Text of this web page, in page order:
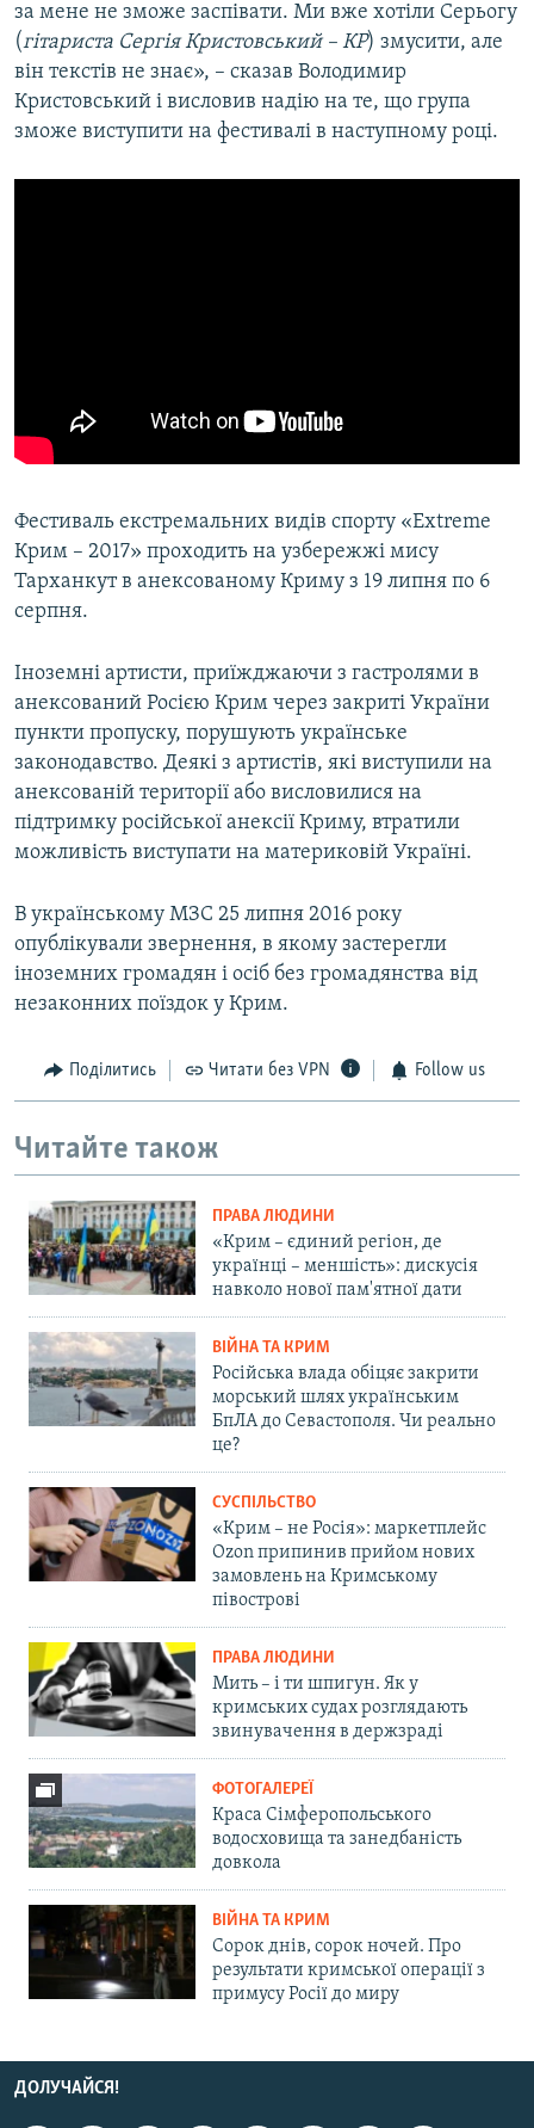
за мене не зможе заспівати. Ми вже хотіли Серьогу
(гітариста Сергія Кристовський – КР) змусити, але
він текстів не знає», – сказав Володимир
Кристовський і висловив надію на те, що група
зможе виступити на фестивалі в наступному році.
Фестиваль екстремальних видів спорту «Extreme
Крим – 2017» проходить на узбережжі мису
Тарханкут в анексованому Криму з 19 липня по 6
серпня.
Іноземні артисти, приїжджаючи з гастролями в
анексований Росією Крим через закриті України
пункти пропуску, порушують українське
законодавство. Деякі з артистів, які виступили на
анексованій території або висловилися на
підтримку російської анексії Криму, втратили
можливість виступати на материковій Україні.
В українському МЗС 25 липня 2016 року
опублікували звернення, в якому застерегли
іноземних громадян і осіб без громадянства від
незаконних поїздок у Крим.
Поділитись Читати без VPN Follow us
Читайте також
ПРАВА ЛЮДИНИ
«Крим – єдиний регіон, де
українці – меншість»: дискусія
навколо нової пам'ятної дати
ВІЙНА ТА КРИМ
Російська влада обіцяє закрити
морський шлях українським
БпЛА до Севастополя. Чи реально
це?
СУСПІЛЬСТВО
«Крим – не Росія»: маркетплейс
Ozon припинив прийом нових
замовлень на Кримському
півострові
ПРАВА ЛЮДИНИ
Мить – і ти шпигун. Як у
кримських судах розглядають
звинувачення в держзраді
ФОТОГАЛЕРЕЇ
Краса Сімферопольського
водосховища та занедбаність
довкола
ВІЙНА ТА КРИМ
Сорок днів, сорок ночей. Про
результати кримської операції з
примусу Росії до миру
ДОЛУЧАЙСЯ!